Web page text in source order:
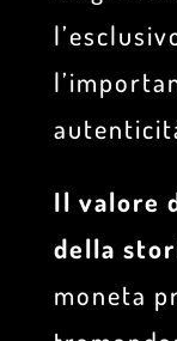
Il valore
della
moneta